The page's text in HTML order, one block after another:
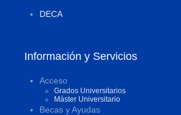
DECA
Información y Servicios
Acceso
Grados Universitarios
Máster Universitario
Becas y Ayudas